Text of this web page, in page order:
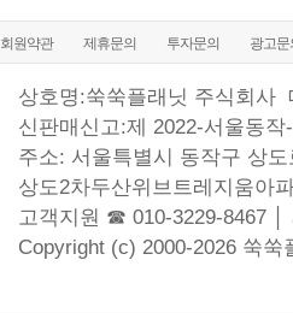
회원약관 제휴문의 투자문의 광고문
상호명:쑥쑥플래닛 주식회사
신판매신고:제 2022-서울동작
주소: 서울특별시 동작구 상
상도2차두산위브트레지움아
고객지원 ☎ 010-3229-8467 │
Copyright (c) 2000-2026 쑥